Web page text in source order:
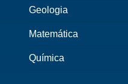
Geologia
Matemática
Química